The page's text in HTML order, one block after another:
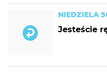
NIEDZIELA
Jesteście